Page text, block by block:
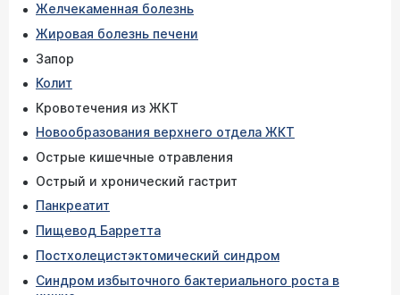
Желчекаменная болезнь
Жировая болезнь печени
Запор
Колит
Кровотечения из ЖКТ
Новообразования верхнего отдела ЖКТ
Острые кишечные отравления
Острый и хронический гастрит
Панкреатит
Пищевод Барретта
Постхолецистэктомический синдром
Синдром избыточного бактериального роста в